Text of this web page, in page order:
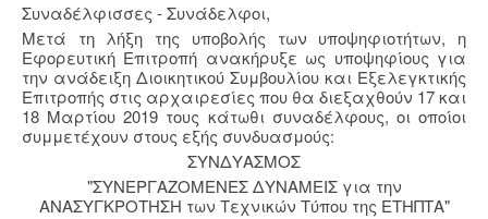
Συναδέλφισσες - Συνάδελφοι,
Μετά τη λήξη της υποβολής των υποψηφιοτήτων, η
Εφορευτική Επιτροπή ανακήρυξε ως υποψηφίους για
την ανάδειξη Διοικητικού Συμβουλίου και Εξελεγκτικής
Επιτροπής στις αρχαιρεσίες που θα διεξαχθούν 17 και
18 Μαρτίου 2019 τους κάτωθι συναδέλφους, οι οποίοι
συμμετέχουν στους εξής συνδυασμούς:
ΣΥΝΔΥΑΣΜΟΣ
"ΣΥΝΕΡΓΑΖΟΜΕΝΕΣ ΔΥΝΑΜΕΙΣ για την
ΑΝΑΣΥΓΚΡΟΤΗΣΗ των Τεχνικών Τύπου της ΕΤΗΠΤΑ"